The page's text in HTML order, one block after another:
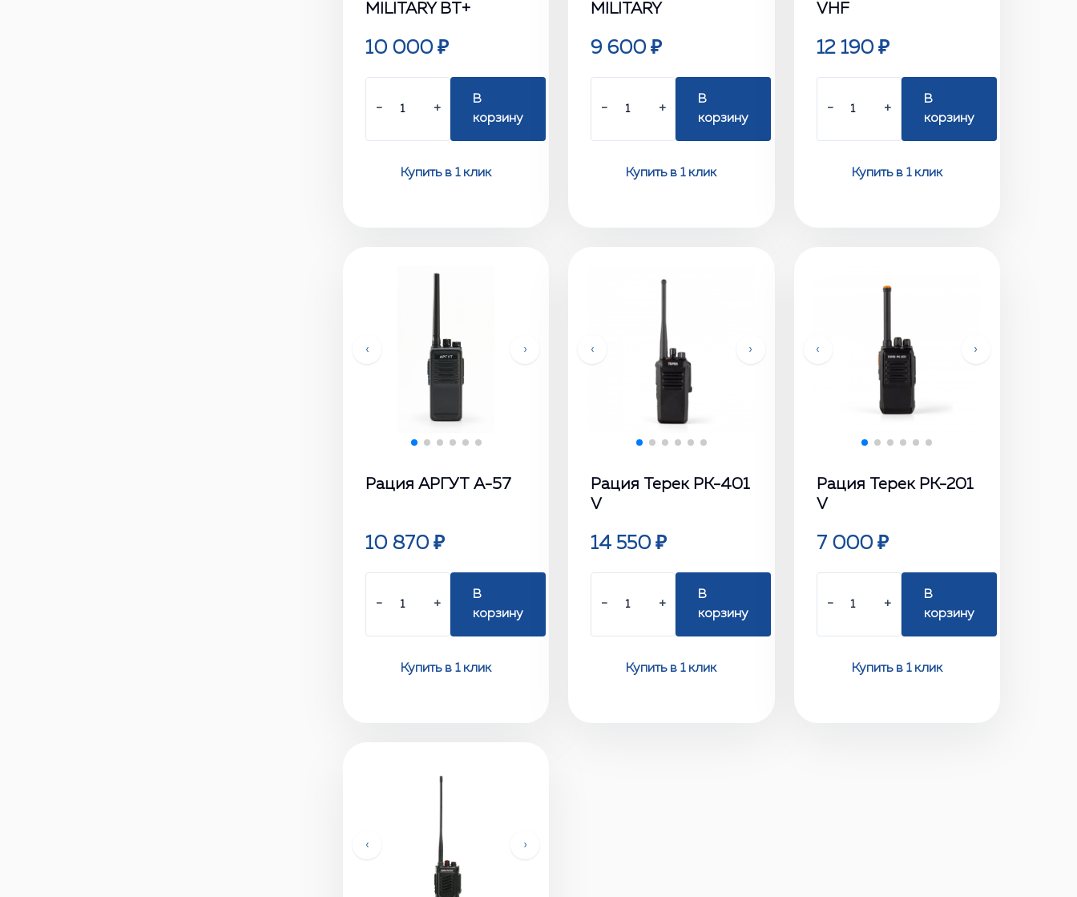
MILITARY BT+
10 000 ₽
− +
В
корзину
Купить в 1 клик
MILITARY
9 600 ₽
− +
В
корзину
Купить в 1 клик
VHF
12 190 ₽
− +
В
корзину
Купить в 1 клик
‹ ›
Рация АРГУТ А-57
10 870 ₽
− +
В
корзину
Купить в 1 клик
‹ ›
Рация Терек РК-401
V
14 550 ₽
− +
В
корзину
Купить в 1 клик
‹ ›
Рация Терек РК-201
V
7 000 ₽
− +
В
корзину
Купить в 1 клик
‹ ›